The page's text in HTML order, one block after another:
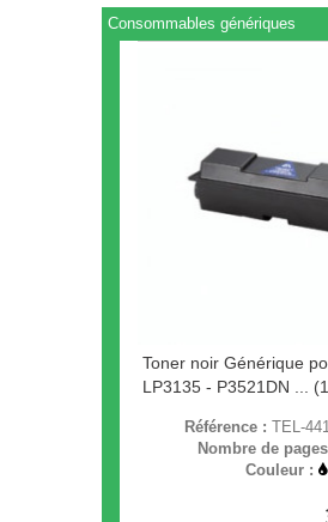
Consommables génériques
Toner noir Générique
LP3135 - P3521DN ...
Référence : TEL-
Nombre de
Couleur :